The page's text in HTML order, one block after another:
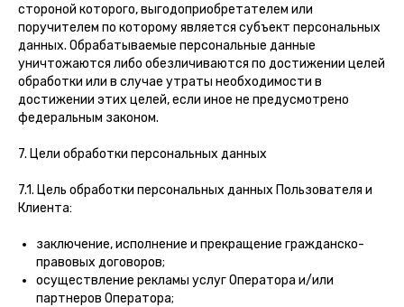
стороной которого, выгодоприобретателем или
поручителем по которому является субъект персональных
данных. Обрабатываемые персональные данные
уничтожаются либо обезличиваются по достижении целей
обработки или в случае утраты необходимости в
достижении этих целей, если иное не предусмотрено
федеральным законом.
7. Цели обработки персональных данных
7.1. Цель обработки персональных данных Пользователя и
Клиента:
заключение, исполнение и прекращение гражданско-
правовых договоров;
осуществление рекламы услуг Оператора и/или
партнеров Оператора;